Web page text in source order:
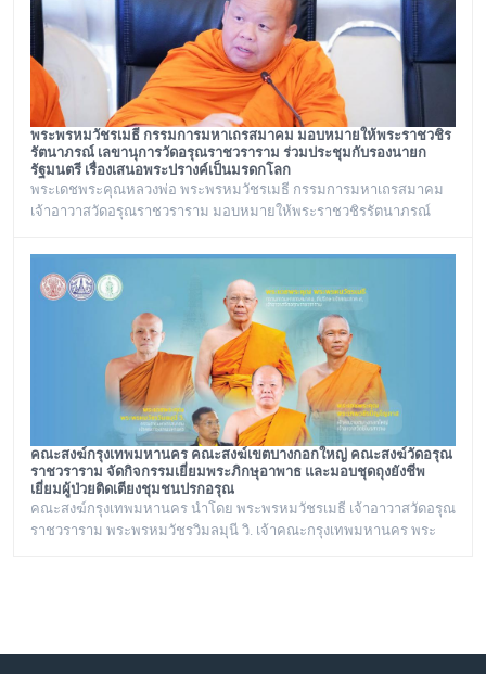
พระพรหมวัชรเมธี กรรมการมหาเถรสมาคม มอบหมายให้พระราชวชิร
รัตนาภรณ์ เลขานุการวัดอรุณราชวราราม ร่วมประชุมกับรองนายก
รัฐมนตรี เรื่องเสนอพระปรางค์เป็นมรดกโลก
พระเดชพระคุณหลวงพ่อ พระพรหมวัชรเมธี กรรมการมหาเถรสมาคม
เจ้าอาวาสวัดอรุณราชวราราม มอบหมายให้พระราชวชิรรัตนาภรณ์
รัฐมนตรี เรื่องเสนอพระปรางค์เป็นมรดกโลก ณ ทำเนียบรัฐบาล
คณะสงฆ์กรุงเทพมหานคร คณะสงฆ์เขตบางกอกใหญ่ คณะสงฆ์วัดอรุณ
ราชวราราม จัดกิจกรรมเยี่ยมพระภิกษุอาพาธ และมอบชุดถุงยังชีพ
เยี่ยมผู้ป่วยติดเตียงชุมชนปรกอรุณ
คณะสงฆ์กรุงเทพมหานคร นำโดย พระพรหมวัชรเมธี เจ้าอาวาสวัดอรุณ
ราชวราราม พระพรหมวัชรวิมลมุนี วิ. เจ้าคณะกรุงเทพมหานคร พระ